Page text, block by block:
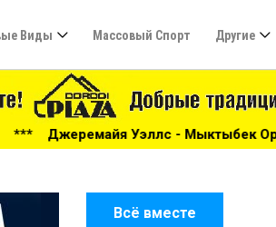
Виды Массовый Спорт Другие
- Мыктыбек Оролбай уулу и другие
Всё вместе